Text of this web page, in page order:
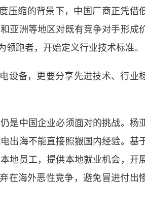
压缩的背景下，中国厂商正凭借
亚洲等地区对既有竞争对手形成
跑者，开始定义行业技术标准。
设备，更要分享先进技术、行业
中国企业必须面对的挑战。杨
出海不能直接照搬国内经验。基
地员工，提供本地就业机会，开
在海外恶性竞争，避免冒进付出